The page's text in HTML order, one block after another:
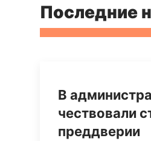
Последние
В
чествовали
преддверии